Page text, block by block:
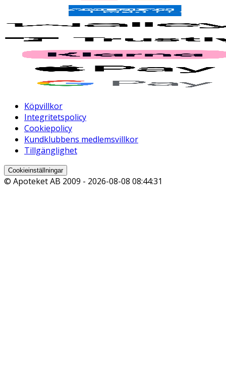
Köpvillkor
Integritetspolicy
Cookiepolicy
Kundklubbens medlemsvillkor
Tillgänglighet
Cookieinställningar
© Apoteket AB 2009 - 2026-08-08 08:44:31